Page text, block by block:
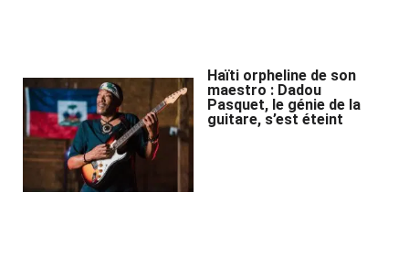
Haïti orpheline de son
maestro : Dadou
Pasquet, le génie de la
guitare, s’est éteint